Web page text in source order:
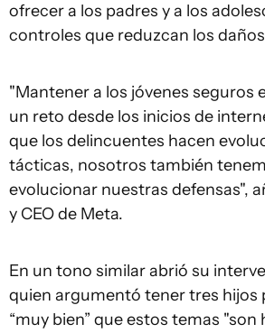
ofrecer a los padres y a los
controles que reduzcan los
"Mantener a los jóvenes seguros
un reto desde los inicios de
que los delincuentes hacen
tácticas, nosotros también
evolucionar nuestras defensas",
y CEO de Meta.
En un tono similar abrió su
quien argumentó tener tres hijos
“muy bien” que estos temas "son